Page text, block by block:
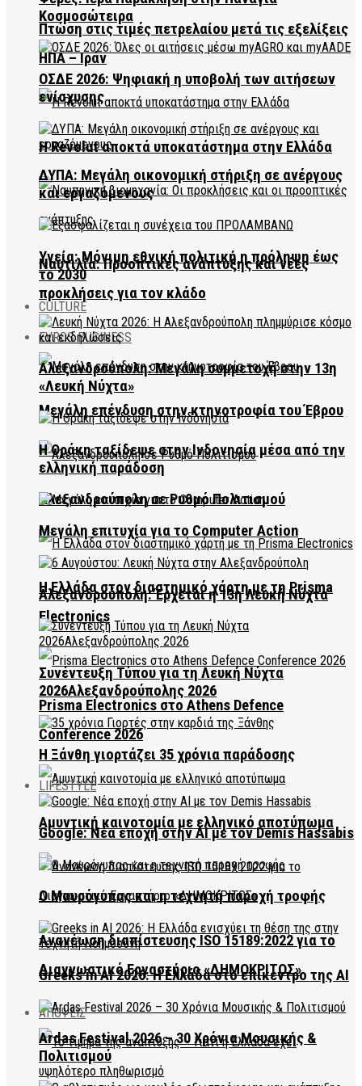
Πτώση στις τιμές πετρελαίου μετά τις εξελίξεις
ΗΠΑ – Ιράν
Η Revolut αποκτά υποκατάστημα στην Ελλάδα
Ναυτιλία: Προοπτικές ανάπτυξης και νέες
προκλήσεις για τον κλάδο
EVROS BUSINESS
Μεγάλη επένδυση στην κτηνοτροφία του Έβρου
Αλεξανδρούπολη σε Ρυθμό Πολιτισμού
Η Ελλάδα στον διαστημικό χάρτη με τη Prisma
Electronics
Prisma Electronics στο Athens Defence
Conference 2026
Αμυντική καινοτομία με ελληνικό αποτύπωμα
Ανανέωση διαπίστευσης ISO 15189:2022 για το
Διαγνωστικό Εργαστήριο «ΔΗΜΟΚΡΙΤΟΣ»
ΑΠΟΨΕΙΣ
Κοσμοσώτειρα
ΟΣΔΕ 2026: Ψηφιακή η υποβολή των αιτήσεων
ενίσχυσης
ΔΥΠΑ: Μεγάλη οικονομική στήριξη σε ανέργους
και εργαζόμενους
Υγεία: Μόνιμη εθνική πολιτική η πρόληψη έως
το 2030
CULTURE
Αλεξανδρούπολη: Μεγάλη συμμετοχή στην 13η
«Λευκή Νύχτα»
Η Θράκη ταξίδεψε στην Ινδονησία μέσα από την
ελληνική παράδοση
Μεγάλη επιτυχία για το Computer Action
Αλεξανδρούπολη: Έρχεται η 13η Λευκή Νύχτα
Συνέντευξη Τύπου για τη Λευκή Νύχτα
2026Αλεξανδρούπολης 2026
Η Ξάνθη γιορτάζει 35 χρόνια παράδοσης
LIFESTYLE
Google: Νέα εποχή στην AI με τον Demis Hassabis
Ο Μαυρόγυπας και η τεχνητή παροχή τροφής
Greeks in AI 2026: Η Ελλάδα στο επίκεντρο της AI
Ardas Festival 2026 – 30 Χρόνια Μουσικής &
Πολιτισμού